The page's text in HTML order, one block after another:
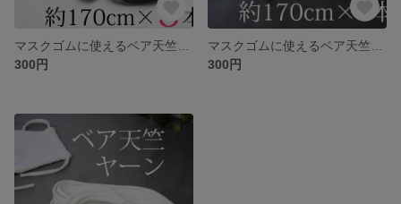
300円
300円